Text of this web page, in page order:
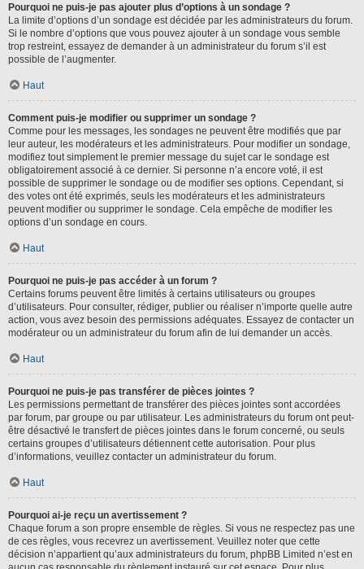
Pourquoi ne puis-je pas ajouter plus d’options à un sondage ?
La limite d’options d’un sondage est décidée par les administrateurs du forum.
Si le nombre d’options que vous pouvez ajouter à un sondage vous semble
trop restreint, essayez de demander à un administrateur du forum s’il est
possible de l’augmenter.
Haut
Comment puis-je modifier ou supprimer un sondage ?
Comme pour les messages, les sondages ne peuvent être modifiés que par
leur auteur, les modérateurs et les administrateurs. Pour modifier un sondage,
modifiez tout simplement le premier message du sujet car le sondage est
obligatoirement associé à ce dernier. Si personne n’a encore voté, il est
possible de supprimer le sondage ou de modifier ses options. Cependant, si
des votes ont été exprimés, seuls les modérateurs et les administrateurs
peuvent modifier ou supprimer le sondage. Cela empêche de modifier les
options d’un sondage en cours.
Haut
Pourquoi ne puis-je pas accéder à un forum ?
Certains forums peuvent être limités à certains utilisateurs ou groupes
d’utilisateurs. Pour consulter, rédiger, publier ou réaliser n’importe quelle autre
action, vous avez besoin des permissions adéquates. Essayez de contacter un
modérateur ou un administrateur du forum afin de lui demander un accès.
Haut
Pourquoi ne puis-je pas transférer de pièces jointes ?
Les permissions permettant de transférer des pièces jointes sont accordées
par forum, par groupe ou par utilisateur. Les administrateurs du forum ont peut-
être désactivé le transfert de pièces jointes dans le forum concerné, ou seuls
certains groupes d’utilisateurs détiennent cette autorisation. Pour plus
d’informations, veuillez contacter un administrateur du forum.
Haut
Pourquoi ai-je reçu un avertissement ?
Chaque forum a son propre ensemble de règles. Si vous ne respectez pas une
de ces règles, vous recevrez un avertissement. Veuillez noter que cette
décision n’appartient qu’aux administrateurs du forum, phpBB Limited n’est en